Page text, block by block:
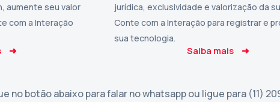
aumente seu valor
com a Interação
➜
jurídica, exclusividade e valorização da
Conte com a Interação para registrar e
sua tecnologia.
Saiba mais ➜
no botão abaixo para falar no whatsapp ou ligue para (11)